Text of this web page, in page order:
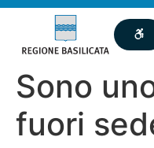
Sono
fuori